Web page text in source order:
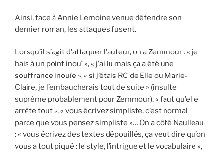
Ainsi, face à Annie Lemoine venue défendre son
dernier roman, les attaques fusent.
Lorsqu’il s’agit d’attaquer l’auteur, on a Zemmour : « je
hais à un point inouï », « j’ai lu mais ça a été une
souffrance inouïe », « si j’étais RC de Elle ou Marie-
Claire, je l’embaucherais tout de suite » (insulte
suprême probablement pour Zemmour), « faut qu’elle
arrête tout », « vous écrivez simpliste, c’est normal
parce que vous pensez simpliste »… On a côté Naulleau
: « vous écrivez des textes dépouillés, ça veut dire qu’on
vous a tout piqué : le style, l’intrigue et le vocabulaire »,